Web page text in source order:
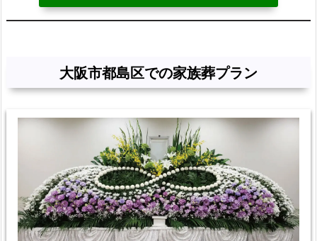
大阪市都島区での家族葬プラン